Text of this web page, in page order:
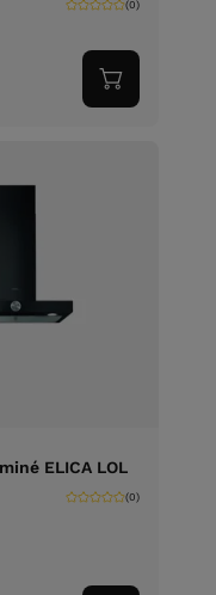
(0)
Adicionar
ao
ELICA LOL
(0)